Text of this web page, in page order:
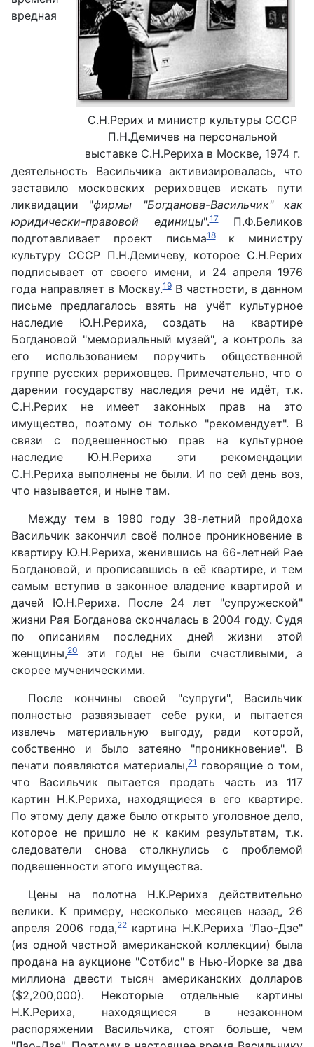
С.Н.Рерих и министр культуры СССР
П.Н.Демичев на персональной
выставке С.Н.Рериха в Москве, 1974 г.
вредная
деятельность Васильчика активизировалась, что
заставило московских рериховцев искать пути
ликвидации "фирмы "Богданова-Васильчик" как
юридически-правовой единицы".17П.Ф.Беликов
подготавливает проект письма18к министру
культуру СССР П.Н.Демичеву, которое С.Н.Рерих
подписывает от своего имени, и 24 апреля 1976
года направляет в Москву.19В частности, в данном
письме предлагалось взять на учёт культурное
наследие Ю.Н.Рериха, создать на квартире
Богдановой "мемориальный музей", а контроль за
его использованием поручить общественной
группе русских рериховцев. Примечательно, что о
дарении государству наследия речи не идёт, т.к.
С.Н.Рерих не имеет законных прав на это
имущество, поэтому он только "рекомендует". В
связи с подвешенностью прав на культурное
наследие Ю.Н.Рериха эти рекомендации
С.Н.Рериха выполнены не были. И по сей день воз,
что называется, и ныне там.
Между тем в 1980 году 38-летний пройдоха
Васильчик закончил своё полное проникновение в
квартиру Ю.Н.Рериха, женившись на 66-летней Рае
Богдановой, и прописавшись в её квартире, и тем
самым вступив в законное владение квартирой и
дачей Ю.Н.Рериха. После 24 лет "супружеской"
жизни Рая Богданова скончалась в 2004 году. Судя
по описаниям последних дней жизни этой
женщины,20
эти годы не были счастливыми, а
скорее мученическими.
После кончины своей "супруги", Васильчик
полностью развязывает себе руки, и пытается
извлечь материальную выгоду, ради которой,
собственно и было затеяно "проникновение". В
печати появляются материалы,21 говорящие о том,
что Васильчик пытается продать часть из 117
картин Н.К.Рериха, находящиеся в его квартире.
По этому делу даже было открыто уголовное дело,
которое не пришло не к каким результатам, т.к.
следователи снова столкнулись с проблемой
подвешенности этого имущества.
Цены на полотна Н.К.Рериха действительно
велики. К примеру, несколько месяцев назад, 26
апреля 2006 года,22картина Н.К.Рериха "Лао-Дзе"
(из одной частной американской коллекции) была
продана на аукционе "Сотбис" в Нью-Йорке за два
миллиона двести тысяч американских долларов
($2,200,000). Некоторые отдельные картины
Н.К.Рериха, находящиеся в незаконном
распоряжении Васильчика, стоят больше, чем